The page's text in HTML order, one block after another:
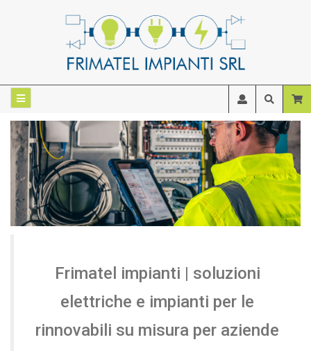
Frimatel impianti | soluzioni
elettriche e impianti per le
rinnovabili su misura per aziende